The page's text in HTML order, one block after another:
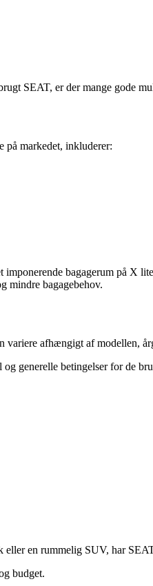
SEAT, er der mange gode
på markedet, inkluderer:
bagagerum på X
mindre bagagebehov.
afhængigt af modellen,
generelle betingelser for de
en rummelig SUV, har
budget.